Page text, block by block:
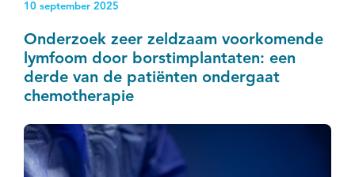
10 september 2025
Onderzoek zeer zeldzaam voorkomende
lymfoom door borstimplantaten: een
derde van de patiënten ondergaat
chemotherapie